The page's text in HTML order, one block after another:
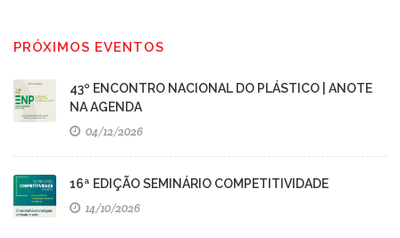
PRÓXIMOS EVENTOS
43º ENCONTRO NACIONAL DO PLÁSTICO | ANOTE
NA AGENDA
04/12/2026
16ª EDIÇÃO SEMINÁRIO COMPETITIVIDADE
14/10/2026